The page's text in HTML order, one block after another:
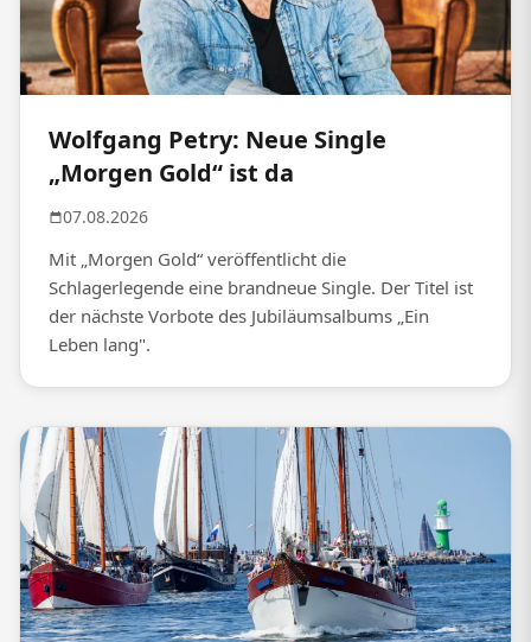
Wolfgang Petry: Neue Single
„Morgen Gold“ ist da
07.08.2026
Mit „Morgen Gold“ veröffentlicht die
Schlagerlegende eine brandneue Single. Der Titel ist
der nächste Vorbote des Jubiläumsalbums „Ein
Leben lang".